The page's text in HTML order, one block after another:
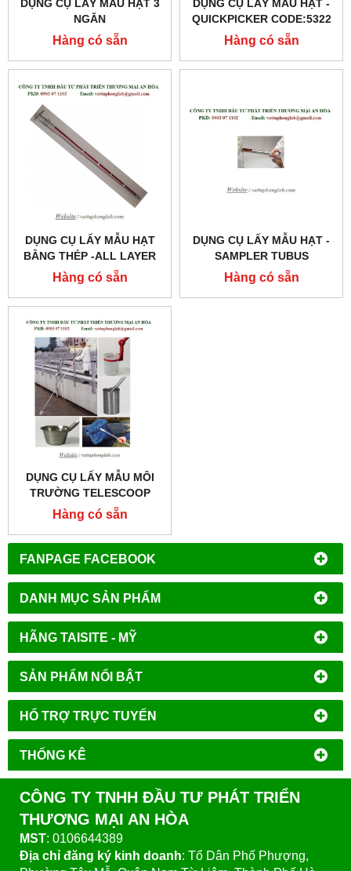
FANPAGE FACEBOOK
DANH MỤC SẢN PHẨM
HÃNG TAISITE - MỸ
SẢN PHẨM NỔI BẬT
HỔ TRỢ TRỰC TUYẾN
THỐNG KÊ
DỤNG CỤ LẤY MẪU HẠT 3
NGĂN
Hàng có sẵn
DỤNG CỤ LẤY MẪU HẠT -
QUICKPICKER CODE:5322
Hàng có sẵn
DỤNG CỤ LẤY MẪU HẠT
BẰNG THÉP -ALL LAYER
SCRATCHER CODEL:5351-
1000
Hàng có sẵn
DỤNG CỤ LẤY MẪU HẠT -
SAMPLER TUBUS
Hàng có sẵn
DỤNG CỤ LẤY MẪU MÔI
TRƯỜNG TELESCOOP
Hàng có sẵn
CÔNG TY TNHH ĐẦU TƯ PHÁT TRIỂN
THƯƠNG MẠI AN HÒA
MST: 0106644389
Địa chỉ đăng ký kinh doanh: Tổ Dân Phố Phượng,